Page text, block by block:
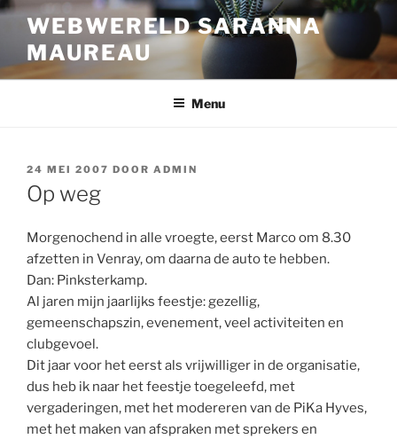
Ga
inhoud
WEBWERELD SARANNA
MAUREAU
Menu
GEPLAATST
OP
24 MEI 2007 DOOR ADMIN
Op weg
Morgenochend in alle vroegte, eerst Marco om 8.30
afzetten in Venray, om daarna de auto te hebben.
Dan: Pinksterkamp.
Al jaren mijn jaarlijks feestje: gezellig,
gemeenschapszin, evenement, veel activiteiten en
clubgevoel.
Dit jaar voor het eerst als vrijwilliger in de organisatie,
dus heb ik naar het feestje toegeleefd, met
vergaderingen, met het modereren van de PiKa Hyves,
met het maken van afspraken met sprekers en